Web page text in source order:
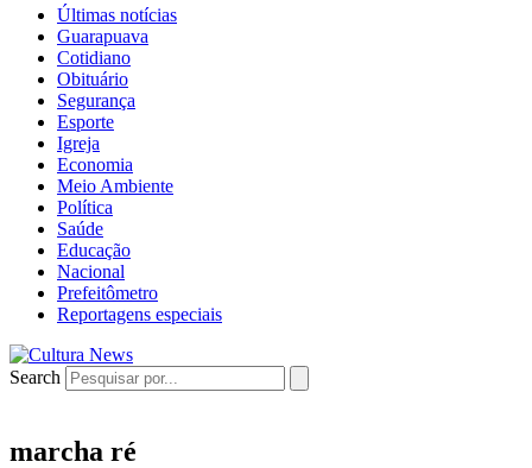
Últimas notícias
Guarapuava
Cotidiano
Obituário
Segurança
Esporte
Igreja
Economia
Meio Ambiente
Política
Saúde
Educação
Nacional
Prefeitômetro
Reportagens especiais
Search
marcha ré